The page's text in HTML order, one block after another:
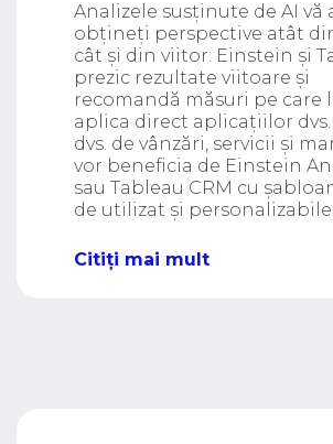
Analizele susținute de AI vă
obțineți perspective atât
cât și din viitor. Einstein și
prezic rezultate viitoare și
recomandă măsuri pe care
aplica direct aplicațiilor
dvs. de vânzări, servicii și
vor beneficia de Einstein
sau Tableau CRM cu
de utilizat și personalizabile.
Citiți mai mult